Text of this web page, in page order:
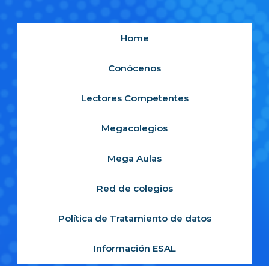
Home
Conócenos
Lectores Competentes
Megacolegios
Mega Aulas
Red de colegios
Política de Tratamiento de datos
Información ESAL